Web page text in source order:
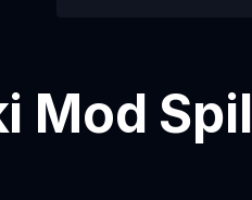
Mod Spil